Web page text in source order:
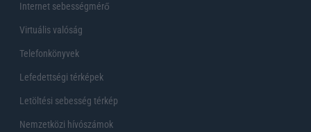
Internet sebességmérő
Virtuális valóság
Telefonkönyvek
Lefedettségi térképek
Letöltési sebesség térkép
Nemzetközi hívószámok